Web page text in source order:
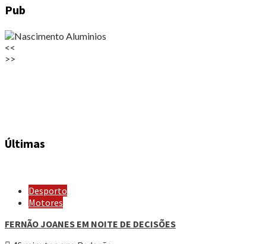
Pub
<<
>>
Últimas
Desporto
Motores
FERNÃO JOANES EM NOITE DE DECISÕES